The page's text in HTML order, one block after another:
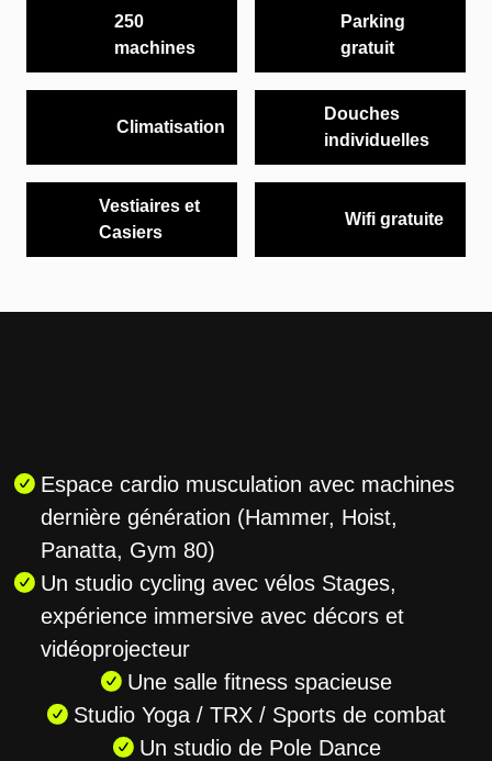
250
machines
Parking
gratuit
Climatisation
Douches
individuelles
Vestiaires et
Casiers
Wifi gratuite
Espace cardio musculation avec machines
dernière génération (Hammer, Hoist,
Panatta, Gym 80)
Un studio cycling avec vélos Stages,
expérience immersive avec décors et
vidéoprojecteur
Une salle fitness spacieuse
Studio Yoga / TRX / Sports de combat
Un studio de Pole Dance